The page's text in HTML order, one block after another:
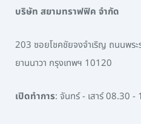
บริษัท สยามทราฟฟิค จำกัด
203 ซอยโชคชัยจงจำเริญ ถนนพระ
ยานนาวา กรุงเทพฯ 10120
เปิดทำการ: จันทร์ - เสาร์ 08.30 -